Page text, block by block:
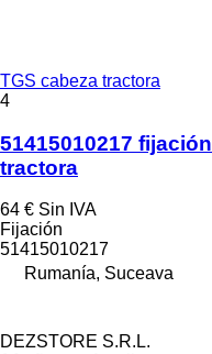
TGS cabeza tractora
4
51415010217
tractora
64 € Sin IVA
Fijación
51415010217
Rumanía, Suceava
DEZSTORE S.R.L.